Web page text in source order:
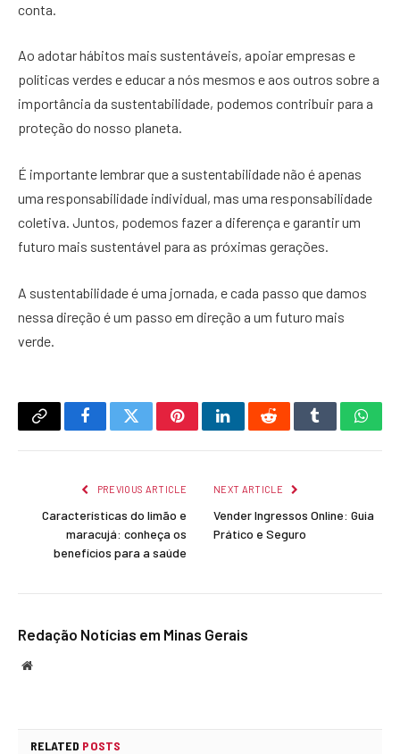
conta.
Ao adotar hábitos mais sustentáveis, apoiar empresas e
políticas verdes e educar a nós mesmos e aos outros sobre a
importância da sustentabilidade, podemos contribuir para a
proteção do nosso planeta.
É importante lembrar que a sustentabilidade não é apenas
uma responsabilidade individual, mas uma responsabilidade
coletiva. Juntos, podemos fazer a diferença e garantir um
futuro mais sustentável para as próximas gerações.
A sustentabilidade é uma jornada, e cada passo que damos
nessa direção é um passo em direção a um futuro mais
verde.
Copy
FacebookTwitterPinterestLinkedInRedditTumblr
PREVIOUS ARTICLE
Características do limão e
maracujá: conheça os
benefícios para a saúde
NEXT ARTICLE
Vender Ingressos Online: Guia
Prático e Seguro
Redação Notícias em Minas Gerais
Website
RELATED POSTS